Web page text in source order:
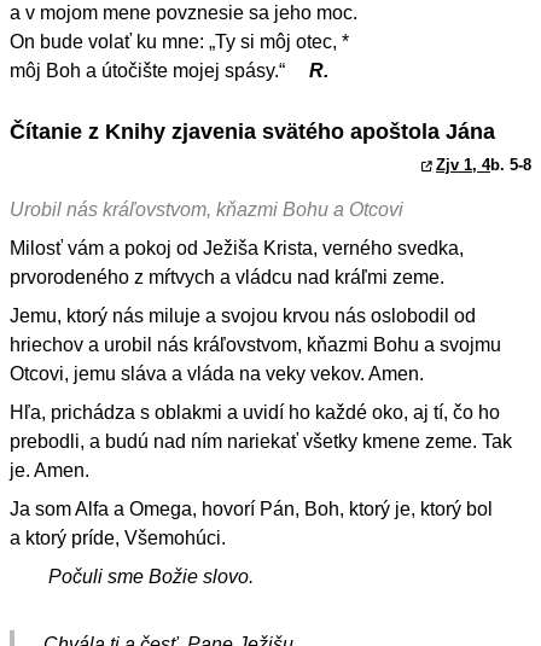
a v mojom mene povznesie sa jeho moc.
On bude volať ku mne: „Ty si môj otec, *
môj Boh a útočište mojej spásy.“
R.
Čítanie z Knihy zjavenia svätého apoštola Jána
Zjv 1, 4b. 5-8
Urobil nás kráľovstvom, kňazmi Bohu a Otcovi
Milosť vám a pokoj od Ježiša Krista, verného svedka,
prvorodeného z mŕtvych a vládcu nad kráľmi zeme.
Jemu, ktorý nás miluje a svojou krvou nás oslobodil od
hriechov a urobil nás kráľovstvom, kňazmi Bohu a svojmu
Otcovi, jemu sláva a vláda na veky vekov. Amen.
Hľa, prichádza s oblakmi a uvidí ho každé oko, aj tí, čo ho
prebodli, a budú nad ním nariekať všetky kmene zeme. Tak
je. Amen.
Ja som Alfa a Omega, hovorí Pán, Boh, ktorý je, ktorý bol
a ktorý príde, Všemohúci.
Počuli sme Božie slovo.